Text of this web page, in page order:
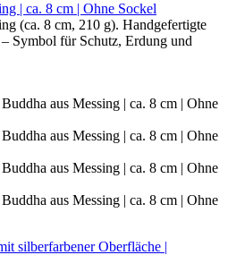
| ca. 8 cm | Ohne Sockel
(ca. 8 cm, 210 g). Handgefertigte
Symbol für Schutz, Erdung und